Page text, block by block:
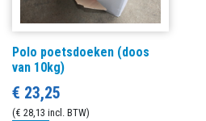
Polo poetsdoeken (doos
van 10kg)
€ 23,25
(€ 28,13 incl. BTW)